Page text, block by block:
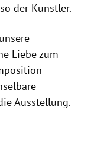
der Künstler.
Liebe zum
Ausstellung.